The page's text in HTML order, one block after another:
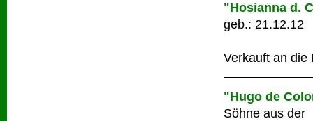
"Hosianna d.
geb.: 21.12.12
Verkauft an die
"Hugo de
Söhne aus der